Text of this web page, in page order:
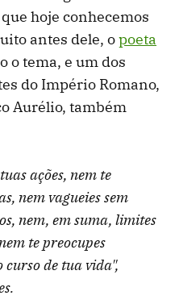
hoje conhecemos
antes dele, opoeta
o tema, e um dos
do Império Romano,
Aurélio, também
ações, nem te
nem vagueies sem
nem, em suma, limites
te preocupes
curso de tua vida",